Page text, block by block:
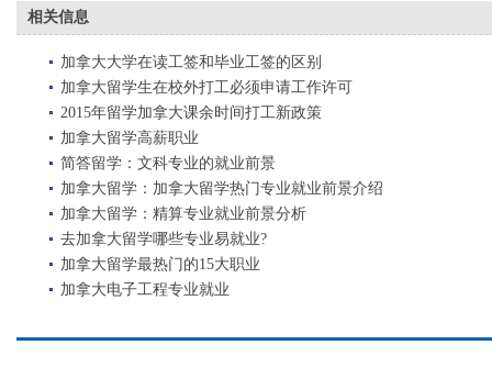
相关信息
加拿大大学在读工签和毕业工签的区别
加拿大留学生在校外打工必须申请工作许可
2015年留学加拿大课余时间打工新政策
加拿大留学高薪职业
简答留学：文科专业的就业前景
加拿大留学：加拿大留学热门专业就业前景介绍
加拿大留学：精算专业就业前景分析
去加拿大留学哪些专业易就业?
加拿大留学最热门的15大职业
加拿大电子工程专业就业